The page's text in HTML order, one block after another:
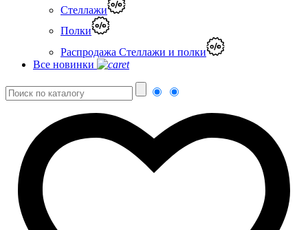
Стеллажи
Полки
Распродажа Стеллажи и полки
Все новинки